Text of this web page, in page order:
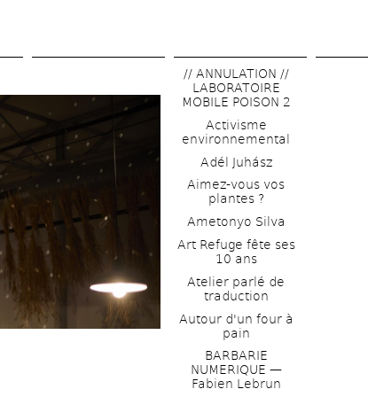
contenu
// ANNULATION //
LABORATOIRE
MOBILE POISON 2
Activisme
environnemental
Adél Juhász
Aimez-vous vos
plantes ?
Ametonyo Silva
Art Refuge fête ses
10 ans
Atelier parlé de
traduction
Autour d'un four à
pain
BARBARIE
NUMERIQUE —
Fabien Lebrun